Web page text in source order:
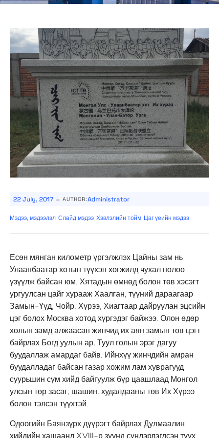
22 July, 2017 - AUTHOR:Administrator
Мэдээ, мэдээлэл Слайд мэдээ Хэвлэлийн тойм Цаг үеийн мэдээ
Есөн мянган километр үргэлжлэх Цайны зам нь
Улаанбаатар хотын түүхэн хөгжилд чухал нөлөө
үзүүлж байсан юм. Хятадын өмнөд болон төв хэсэгт
ургуулсан цайг хурааж Хаалган, түүний дараагаар
Замын-Үүд, Чойр, Хүрээ, Хиагтаар дайруулан эцсийн
цэг болох Москва хотод хүргэдэг байжээ. Олон өдөр
холын замд алжаасан жинчид их аян замын төв цэгт
байрлах Богд уулын ар, Туул голын эрэг дагуу
буудаллаж амардаг байв. Ийнхүү жинчдийн амран
буудалладаг байсан газар хожим лам хуврагууд
суурьшин сүм хийд байгуулж бүр цаашлаад Монгол
улсын төр засаг, шашин, худалдааны төв Их Хүрээ
болон тэлсэн түүхтэй.
Одоогийн Баянзүрх дүүрэгт байрлах Дулмаалин
хийдийн хашаанд XVIII-р зуунд сүндэрлэгдсэн түүх